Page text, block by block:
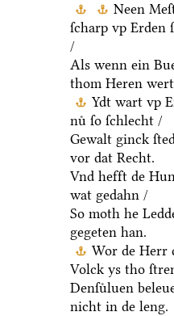
Neen
ſcharp vp Erden
/
Als wenn ein
thom Heren
Ydt wart vp
nuͤ ſo ſchlecht /
Gewalt ginck
vor dat Recht.
Vnd hefft de
wat gedahn /
So moth he
gegeten han.
Wor de Herr
Volck ys tho
Denſuͤluen
nicht in de leng.